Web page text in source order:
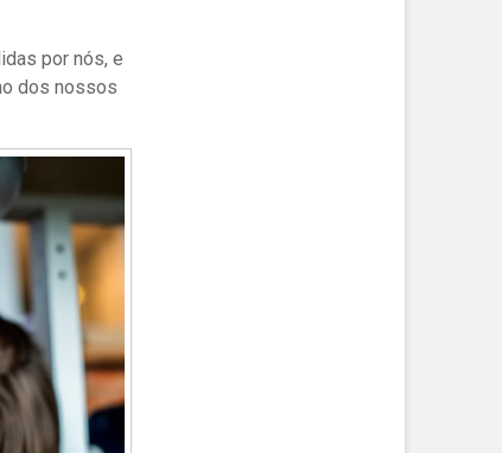
por nós, e
dos nossos